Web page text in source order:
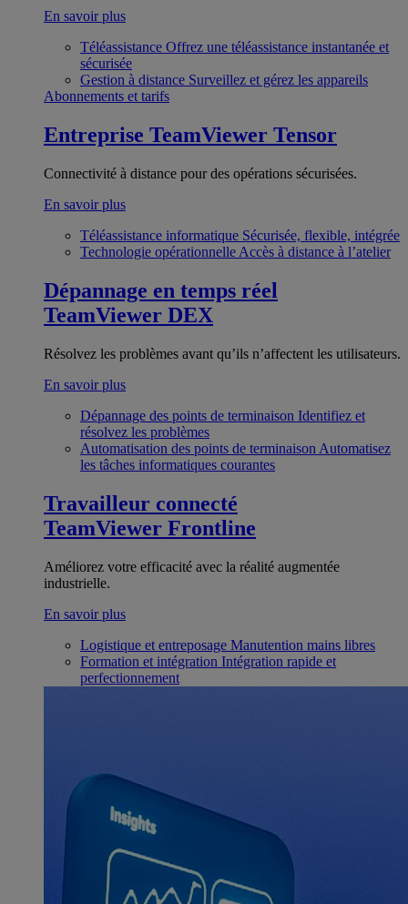
En savoir plus
Téléassistance Offrez une téléassistance instantanée et
sécurisée
Gestion à distance Surveillez et gérez les appareils
Abonnements et tarifs
Entreprise TeamViewer Tensor
Connectivité à distance pour des opérations sécurisées.
En savoir plus
Téléassistance informatique Sécurisée, flexible, intégrée
Technologie opérationnelle Accès à distance à l’atelier
Dépannage en temps réel
TeamViewer DEX
Résolvez les problèmes avant qu’ils n’affectent les utilisateurs.
En savoir plus
Dépannage des points de terminaison Identifiez et
résolvez les problèmes
Automatisation des points de terminaison Automatisez
les tâches informatiques courantes
Travailleur connecté
TeamViewer Frontline
Améliorez votre efficacité avec la réalité augmentée
industrielle.
En savoir plus
Logistique et entreposage Manutention mains libres
Formation et intégration Intégration rapide et
perfectionnement